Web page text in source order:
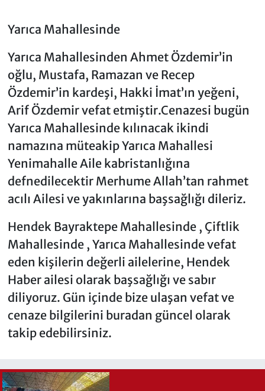
Yarıca Mahallesinde
Yarıca Mahallesinden Ahmet Özdemir’in
oğlu, Mustafa, Ramazan ve Recep
Özdemir’in kardeşi, Hakki İmat’ın yeğeni,
Arif Özdemir vefat etmiştir.Cenazesi bugün
Yarıca Mahallesinde kılınacak ikindi
namazına müteakip Yarıca Mahallesi
Yenimahalle Aile kabristanlığına
defnedilecektir Merhume Allah’tan rahmet
acılı Ailesi ve yakınlarına başsağlığı dileriz.
Hendek Bayraktepe Mahallesinde , Çiftlik
Mahallesinde , Yarıca Mahallesinde vefat
eden kişilerin değerli ailelerine, Hendek
Haber ailesi olarak başsağlığı ve sabır
diliyoruz. Gün içinde bize ulaşan vefat ve
cenaze bilgilerini buradan güncel olarak
takip edebilirsiniz.